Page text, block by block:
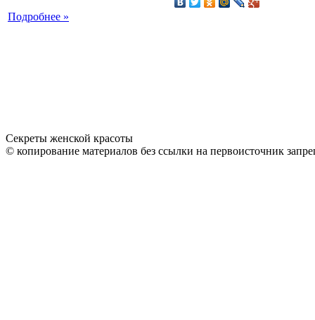
Подробнее »
Секреты женской красоты
© копирование материалов без ссылки на первоисточник